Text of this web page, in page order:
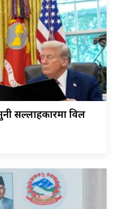
सल्लाहकारमा विल